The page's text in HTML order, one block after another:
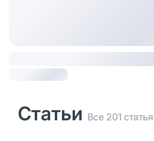
Статьи Все 201 статья